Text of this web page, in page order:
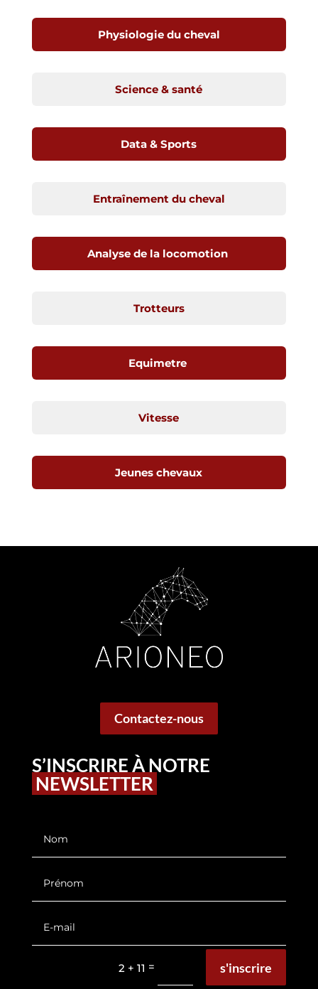
Physiologie du cheval
Science & santé
Data & Sports
Entraînement du cheval
Analyse de la locomotion
Trotteurs
Equimetre
Vitesse
Jeunes chevaux
Contactez-nous
S’INSCRIRE À NOTRE
NEWSLETTER
2 + 11 = s'inscrire